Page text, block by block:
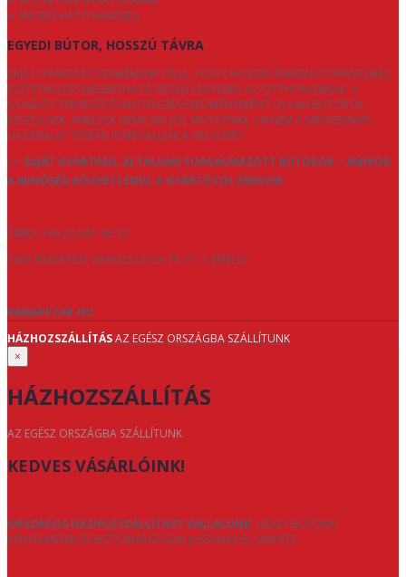
✔ MEGBÍZHATÓ MINŐSÉG
EGYEDI BÚTOR, HOSSZÚ TÁVRA
SAJÁT GYÁRTÁSÚ TERMÉKEINK CÉLJA, HOGY HOSSZÚ ÉVEKEN ÁT KÉNYELMES,
ESZTÉTIKUS ÉS MEGBÍZHATÓ RÉSZEI LEGYENEK AZ OTTHONOKNAK. A
GONDOS TERVEZÉS ÉS KIVITELEZÉS EREDMÉNYEKÉNT OLYAN BÚTOROK
KÉSZÜLNEK, AMELYEK NEMCSAK JÓL MUTATNAK, HANEM A MINDENNAPI
HASZNÁLAT SORÁN IS MEGÁLLJÁK A HELYÜKET.
👉 SAJÁT GYÁRTÁSÚ, ÁLTALUNK FORGALMAZOTT BÚTOROK – AMIKOR
A MINŐSÉG KÖZVETLENÜL A GYÁRTÓTÓL ÉRKEZIK.
TÍMEA +36 20 561 46 33
1047 BUDAPEST BAROSS UTCA 75-77. 1 EMELET
KANAPETAR.HU
HÁZHOZSZÁLLÍTÁSAZ EGÉSZ ORSZÁGBA SZÁLLÍTUNK
×
HÁZHOZSZÁLLÍTÁS
AZ EGÉSZ ORSZÁGBA SZÁLLÍTUNK
KEDVES VÁSÁRLÓINK!
ORSZÁGOS HÁZHOZSZÁLLÍTÁST VÁLLALUNK, HOGY BÚTORAI
KÉNYELMESEN ÉS BIZTONSÁGOSAN JUSSANAK EL ÖNHÖZ.